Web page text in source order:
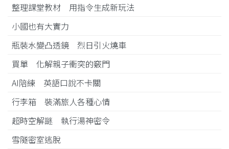
整理課堂教材 用指令生成新玩法
小國也有大實力
瓶裝水變凸透鏡 烈日引火燒車
買單 化解親子衝突的竅門
AI陪練 英語口說不卡關
行李箱 裝滿旅人各種心情
超時空解謎 執行湯神密令
雪隧密室逃脫